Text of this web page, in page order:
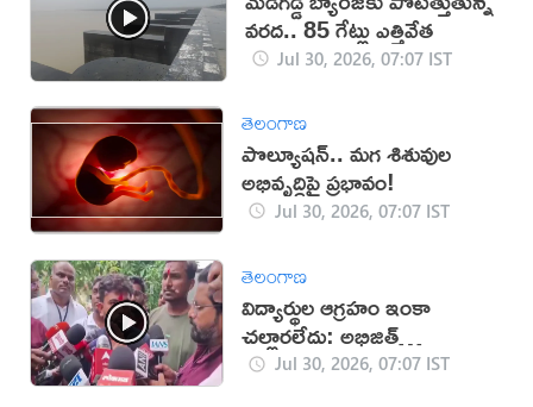
వరద.. 85 గేట్లు ఎత్తివేత
Jul 30, 2026, 07:07 IST
తెలంగాణ
పొల్యూషన్.. మగ శిశువుల
అభివృద్ధిపై ప్రభావం!
Jul 30, 2026, 07:07 IST
తెలంగాణ
విద్యార్థుల ఆగ్రహం ఇంకా
చల్లారలేదు: అభిజిత్
దిప్కే(వీడియో)
Jul 30, 2026, 07:07 IST